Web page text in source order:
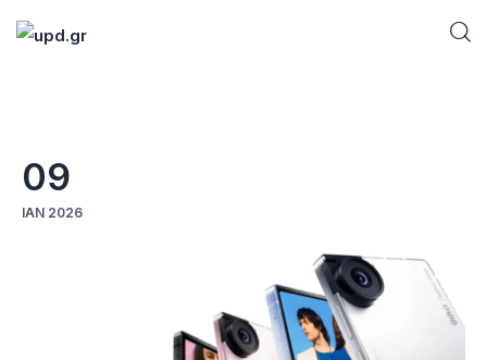
09
ΙΑΝ 2026